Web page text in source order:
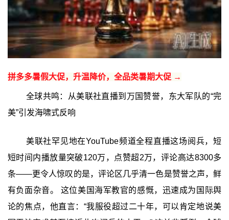
拼多多暑假大促，升温降价，全品类暑期大促 →
全球共鸣：从美联社直播到万国赞誉，东大军队的“完
美”引发海啸式反响
美联社罕见地在YouTube频道全程直播这场阅兵，短
短时间内播放量突破120万，点赞超2万，评论高达8300多
条——更令人惊叹的是，评论区几乎清一色是赞誉之声，鲜
有负面杂音。 这位美国海军教官的感慨，迅速成为国际舆
论的焦点，他直言：“我服役超过二十年，可以肯定地说美